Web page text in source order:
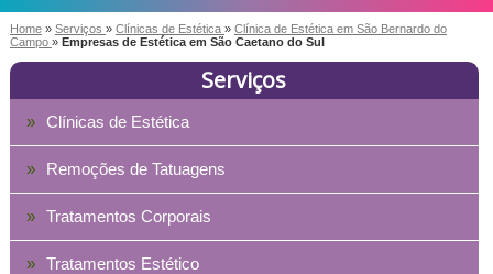
Home » Serviços » Clínicas de Estética » Clínica de Estética em São Bernardo do
Campo » Empresas de Estética em São Caetano do Sul
Serviços
Clínicas de Estética
Remoções de Tatuagens
Tratamentos Corporais
Tratamentos Estético